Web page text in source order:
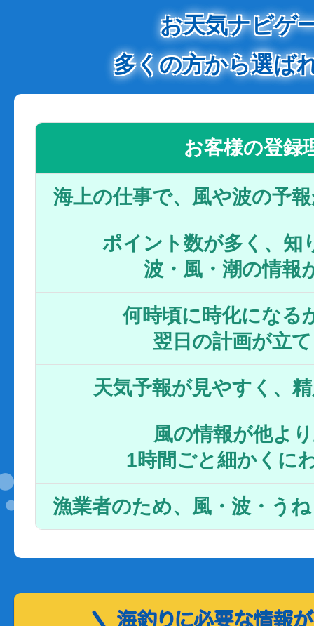
お天気ナビゲ
多くの方から選ば
お客様の登録
海上の仕事で、風や波の予
ポイント数が多く、知
波・風・潮の情報
何時頃に時化になる
翌日の計画が立
天気予報が見やすく、
風の情報が他よ
1時間ごと細かくに
漁業者のため、風・波・う